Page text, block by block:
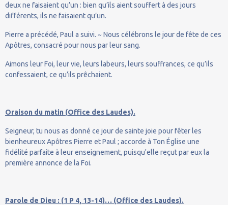
deux ne faisaient qu’un : bien qu’ils aient souffert à des jours
différents, ils ne faisaient qu’un.
Pierre a précédé, Paul a suivi. ~ Nous célébrons le jour de fête de ces
Apôtres, consacré pour nous par leur sang.
Aimons leur Foi, leur vie, leurs labeurs, leurs souffrances, ce qu’ils
confessaient, ce qu’ils prêchaient.
Oraison du matin (Office des Laudes).
Seigneur, tu nous as donné ce jour de sainte joie pour fêter les
bienheureux Apôtres Pierre et Paul ; accorde à Ton Église une
fidélité parfaite à leur enseignement, puisqu'elle reçut par eux la
première annonce de la Foi.
Parole de Dieu : (1 P 4, 13-14)… (Office des Laudes).